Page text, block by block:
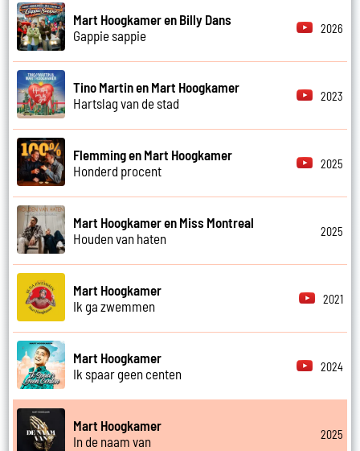
Mart Hoogkamer en Billy Dans
Gappie sappie
2026
Tino Martin en Mart Hoogkamer
Hartslag van de stad
2023
Flemming en Mart Hoogkamer
Honderd procent
2025
Mart Hoogkamer en Miss Montreal
Houden van haten
2025
Mart Hoogkamer
Ik ga zwemmen
2021
Mart Hoogkamer
Ik spaar geen centen
2024
Mart Hoogkamer
In de naam van
2025